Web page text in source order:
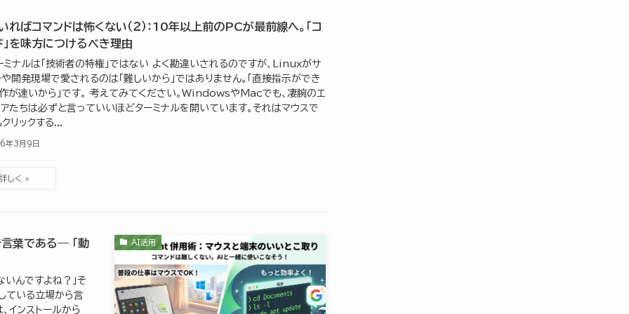
ればコマンドは怖くない（２）：10年以上前のPCが最前線へ。「コ
」を味方につけるべき理由
ミナルは「技術者の特権」ではない よく勘違いされるのですが、Linuxがサ
開発現場で愛されるのは「難しいから」ではありません。「直接指示ができ
が速いから」です。 考えてみてください。WindowsやMacでも、凄腕のエ
たちは必ずと言っていいほどターミナルを開いています。それはマウスで
リックする...
年3月9日
AI活用
言葉である― 「動
んですよね？」そ
ている立場から言
インストールから